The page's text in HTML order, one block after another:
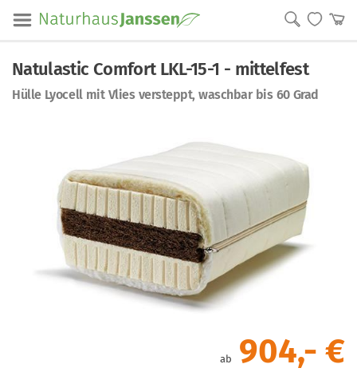
Natulastic Comfort LKL-15-1 - mittelfest
Hülle Lyocell mit Vlies versteppt, waschbar bis 60 Grad
ab 904,- €